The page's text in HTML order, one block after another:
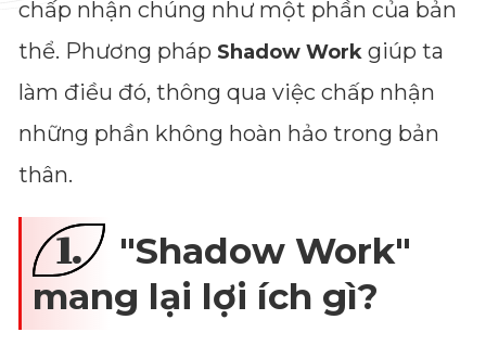
chấp nhận chúng như một phần của bản
thể. Phương pháp Shadow Work giúp ta
làm điều đó, thông qua việc chấp nhận
những phần không hoàn hảo trong bản
thân.
1.
"Shadow Work"
mang lại lợi ích gì?